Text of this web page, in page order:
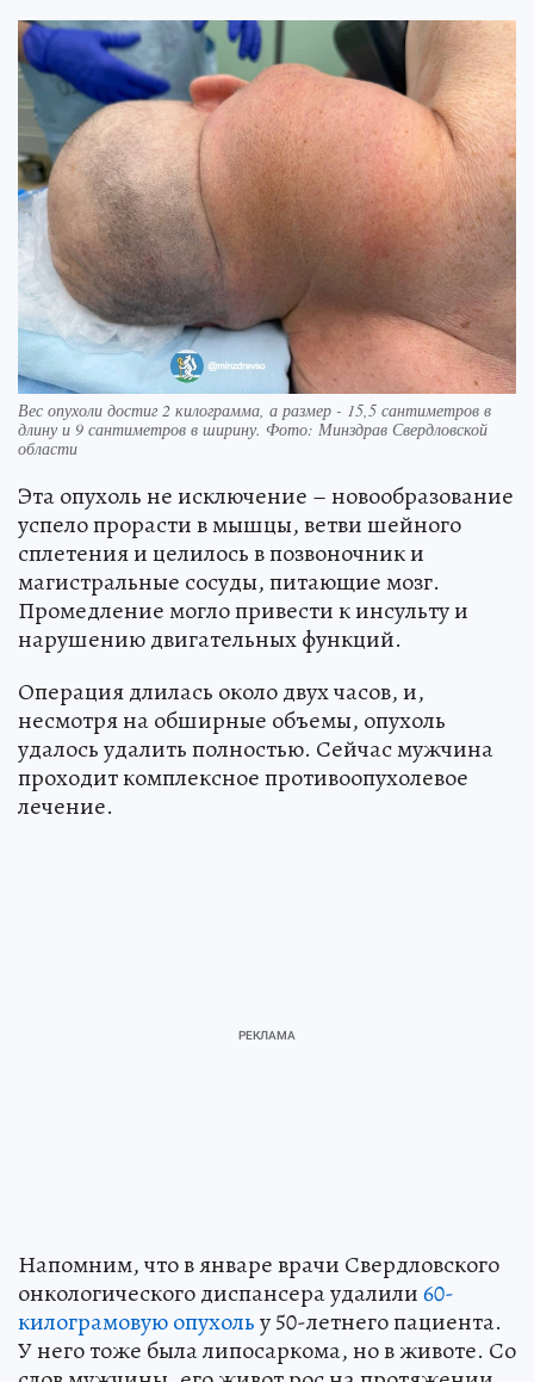
Вес опухоли достиг 2 килограмма, а размер - 15,5 сантиметров в
длину и 9 сантиметров в ширину. Фото: Минздрав Свердловской
области
Эта опухоль не исключение – новообразование
успело прорасти в мышцы, ветви шейного
сплетения и целилось в позвоночник и
магистральные сосуды, питающие мозг.
Промедление могло привести к инсульту и
нарушению двигательных функций.
Операция длилась около двух часов, и,
несмотря на обширные объемы, опухоль
удалось удалить полностью. Сейчас мужчина
проходит комплексное противоопухолевое
лечение.
Напомним, что в январе врачи Свердловского
онкологического диспансера удалили60-
килограмовую опухольу 50-летнего пациента.
У него тоже была липосаркома, но в животе. Со